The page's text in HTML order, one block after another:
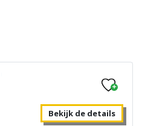
Bekijk de details